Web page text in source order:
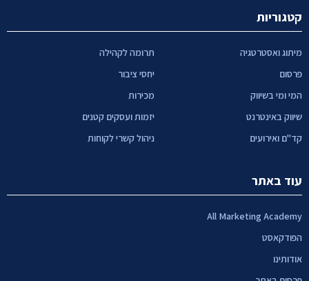
קטגוריות
מיתוג ואסטרטגיה
פרסום
המי ומי בשיווק
שיווק באינטרנט
קד"ם ואירועים
תרומה לקהילה
יחסי ציבור
מכירות
יזמות ועסקים קטנים
ניהול קשרי לקוחות
עוד באתר
All Marketing Academy
הפודקאסט
אודותינו